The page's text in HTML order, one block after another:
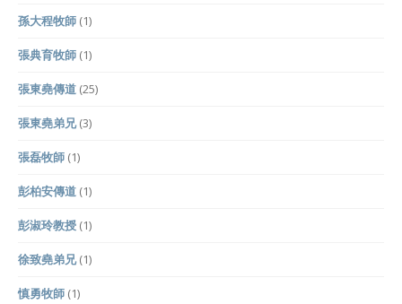
孫大程牧師 (1)
張典育牧師 (1)
張東堯傳道 (25)
張東堯弟兄(3)
張磊牧師 (1)
彭柏安傳道 (1)
彭淑玲教授 (1)
徐致堯弟兄(1)
慎勇牧師 (1)